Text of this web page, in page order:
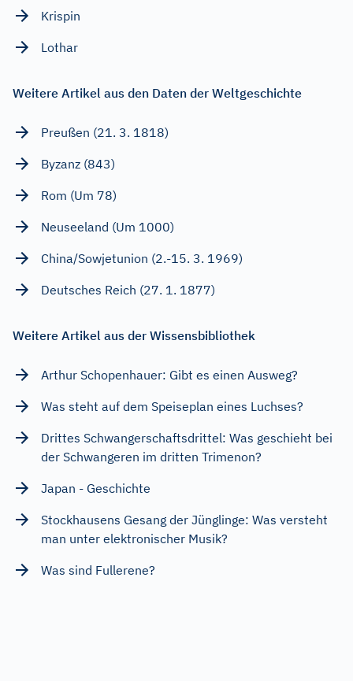
Krispin
Lothar
Weitere Artikel aus den Daten der Weltgeschichte
Preußen (21. 3. 1818)
Byzanz (843)
Rom (Um 78)
Neuseeland (Um 1000)
China/Sowjetunion (2.-15. 3. 1969)
Deutsches Reich (27. 1. 1877)
Weitere Artikel aus der Wissensbibliothek
Arthur Schopenhauer: Gibt es einen Ausweg?
Was steht auf dem Speiseplan eines Luchses?
Drittes Schwangerschaftsdrittel: Was geschieht bei
der Schwangeren im dritten Trimenon?
Japan - Geschichte
Stockhausens Gesang der Jünglinge: Was versteht
man unter elektronischer Musik?
Was sind Fullerene?